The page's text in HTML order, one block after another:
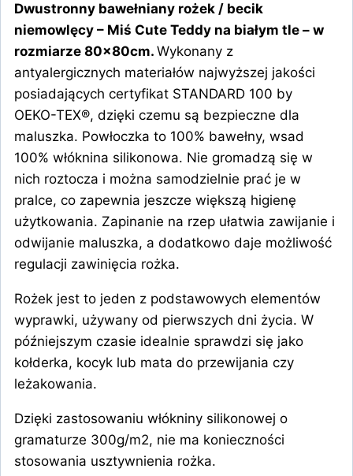
białym
tle
80×80
Dwustronny bawełniany rożek / becik
niemowlęcy – Miś Cute Teddy na białym tle – w
rozmiarze 80x80cm.Wykonany z
antyalergicznych materiałów najwyższej jakości
posiadających certyfikat STANDARD 100 by
OEKO-TEX®, dzięki czemu są bezpieczne dla
maluszka. Powłoczka to 100% bawełny, wsad
100% włóknina silikonowa. Nie gromadzą się w
nich roztocza i można samodzielnie prać je w
pralce, co zapewnia jeszcze większą higienę
użytkowania. Zapinanie na rzep ułatwia zawijanie i
odwijanie maluszka, a dodatkowo daje możliwość
regulacji zawinięcia rożka.
Rożek jest to jeden z podstawowych elementów
wyprawki, używany od pierwszych dni życia. W
późniejszym czasie idealnie sprawdzi się jako
kołderka, kocyk lub mata do przewijania czy
leżakowania.
Dzięki zastosowaniu włókniny silikonowej o
gramaturze 300g/m2, nie ma konieczności
stosowania usztywnienia rożka.